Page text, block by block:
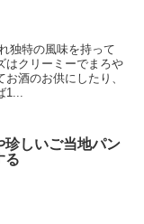
独特の風味を持って
はクリーミーでまろや
酒のお供にしたり、
珍しいご当地パン
る